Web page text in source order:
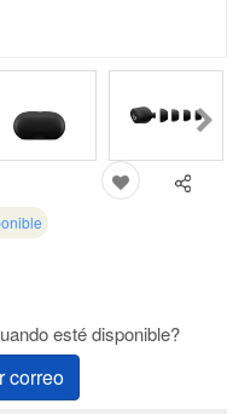
esté disponible?
correo